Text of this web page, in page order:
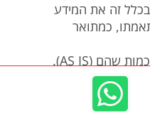
זה את המידע
כמתואר
התכנים באתר ניתנים לשימוש כמות שהם (AS IS).
אדם ואדם. לא
דרישה כלפי